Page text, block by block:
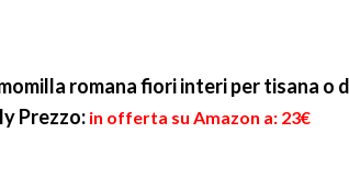
romana fiori interi per tisana o
Prezzo: in offerta su Amazon a: 23€